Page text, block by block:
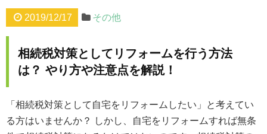
2019/12/17 その他
相続税対策としてリフォームを行う方法
は？ やり方や注意点を解説！
「相続税対策として自宅をリフォームしたい」と考えてい
る方はいませんか？ しかし、自宅をリフォームすれば無条